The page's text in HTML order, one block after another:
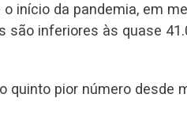
início da pandemia, em
são inferiores às quase
quinto pior número desde